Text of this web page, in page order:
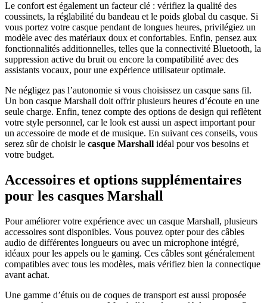
Le confort est également un facteur clé : vérifiez la qualité des
coussinets, la réglabilité du bandeau et le poids global du casque. Si
vous portez votre casque pendant de longues heures, privilégiez un
modèle avec des matériaux doux et confortables. Enfin, pensez aux
fonctionnalités additionnelles, telles que la connectivité Bluetooth, la
suppression active du bruit ou encore la compatibilité avec des
assistants vocaux, pour une expérience utilisateur optimale.
Ne négligez pas l’autonomie si vous choisissez un casque sans fil.
Un bon casque Marshall doit offrir plusieurs heures d’écoute en une
seule charge. Enfin, tenez compte des options de design qui reflètent
votre style personnel, car le look est aussi un aspect important pour
un accessoire de mode et de musique. En suivant ces conseils, vous
serez sûr de choisir le casque Marshall idéal pour vos besoins et
votre budget.
Accessoires et options supplémentaires
pour les casques Marshall
Pour améliorer votre expérience avec un casque Marshall, plusieurs
accessoires sont disponibles. Vous pouvez opter pour des câbles
audio de différentes longueurs ou avec un microphone intégré,
idéaux pour les appels ou le gaming. Ces câbles sont généralement
compatibles avec tous les modèles, mais vérifiez bien la connectique
avant achat.
Une gamme d’étuis ou de coques de transport est aussi proposée